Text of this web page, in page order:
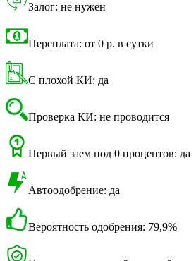
Залог: не нужен
Переплата: от 0 р. в сутки
С плохой КИ: да
Проверка КИ: не проводится
Первый заем под 0 процентов: да
Автоодобрение: да
Вероятность одобрения: 79,9%